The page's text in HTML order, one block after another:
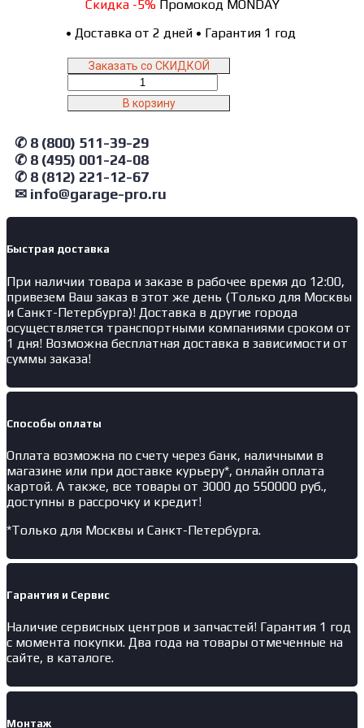
Скидка -5%Промокод MONDAY
• Доставка от 2 дней • Гарантия 1 год
Заказать со СКИДКОЙ
товара
BAS-
NORDBERG
Ролик
для
цепи
В корзину
✆ 8 (800) 511-39-29
✆ 8 (495) 001-24-08
✆ 8 (812) 221-12-67
✉ info@garage-pro.ru
Быстрая доставка
При наличии товара и заказе в рабочее время до 12:00,
привезем Ваш заказ в этот же день (Только для Москвы
и Санкт-Петербурга)! Доставка в другие города
осуществляется транспортными компаниями сроком от
1 дня! Возможна бесплатная доставка в зависимости от
суммы заказа!
Способы оплаты
Оплата возможна по счету через банк, наличными в
магазине или при доставке курьеру*, онлайн оплата
картой. А также, все товары от 3000 до 550000 руб.,
доступны в рассрочку и кредит!
*Только для Москвы и Санкт-Петербурга.
Гарантия и Сервис
Наличие сервисных центров и запчастей! Гарантия 1 год
с момента покупки. Два года на товары отмеченные на
сайте, в каталоге.
Монтаж